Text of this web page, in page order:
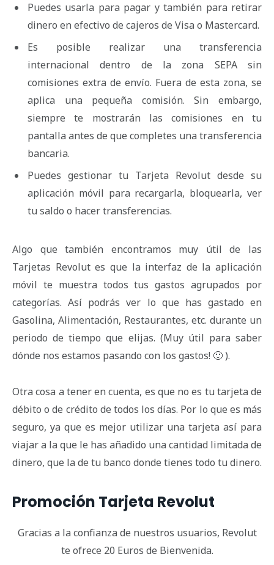
Puedes usarla para pagar y también para retirar
dinero en efectivo de cajeros de Visa o Mastercard.
Es posible realizar una transferencia
internacional dentro de la zona SEPA sin
comisiones extra de envío. Fuera de esta zona, se
aplica una pequeña comisión. Sin embargo,
siempre te mostrarán las comisiones en tu
pantalla antes de que completes una transferencia
bancaria.
Puedes gestionar tu Tarjeta Revolut desde su
aplicación móvil para recargarla, bloquearla, ver
tu saldo o hacer transferencias.
Algo que también encontramos muy útil de las
Tarjetas Revolut es que la interfaz de la aplicación
móvil te muestra todos tus gastos agrupados por
categorías. Así podrás ver lo que has gastado en
Gasolina, Alimentación, Restaurantes, etc. durante un
periodo de tiempo que elijas. (Muy útil para saber
dónde nos estamos pasando con los gastos! 🙂 ).
Otra cosa a tener en cuenta, es que no es tu tarjeta de
débito o de crédito de todos los días. Por lo que es más
seguro, ya que es mejor utilizar una tarjeta así para
viajar a la que le has añadido una cantidad limitada de
dinero, que la de tu banco donde tienes todo tu dinero.
Promoción Tarjeta Revolut
Gracias a la confianza de nuestros usuarios, Revolut
te ofrece 20 Euros de Bienvenida.